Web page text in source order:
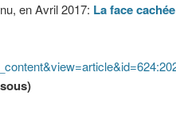
en Avril 2017: La face